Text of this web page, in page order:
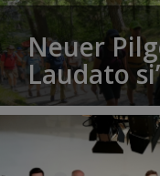
Neuer
Laudato si’